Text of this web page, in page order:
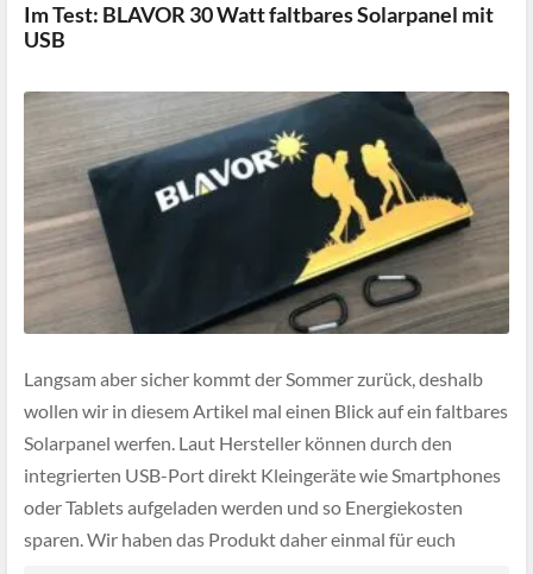
Im Test: BLAVOR 30 Watt faltbares Solarpanel mit
USB
Langsam aber sicher kommt der Sommer zurück, deshalb
wollen wir in diesem Artikel mal einen Blick auf ein faltbares
Solarpanel werfen. Laut Hersteller können durch den
integrierten USB-Port direkt Kleingeräte wie Smartphones
oder Tablets aufgeladen werden und so Energiekosten
sparen. Wir haben das Produkt daher einmal für euch